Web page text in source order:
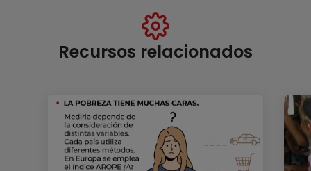
Recursos relacionados